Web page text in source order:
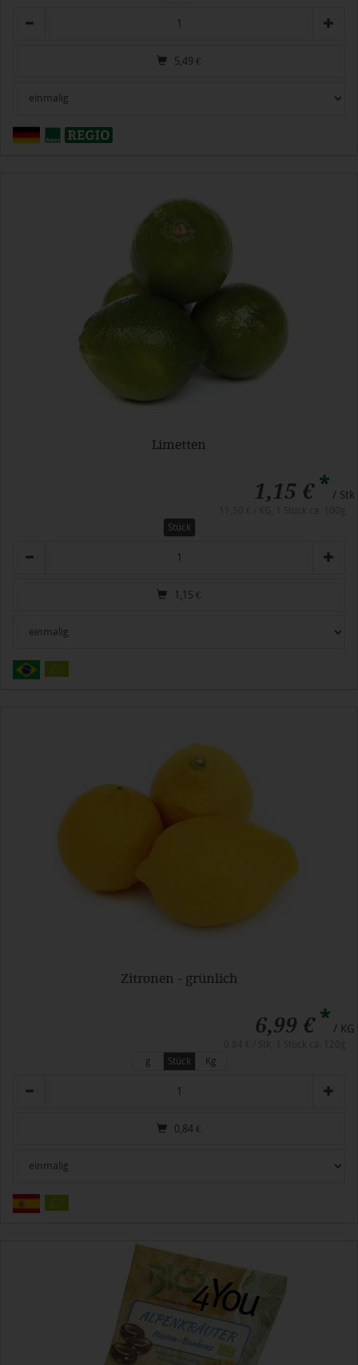
5,49 €
Limetten
1,15 €* / Stk
Stück
1,15 €
Zitronen - grünlich
6,99 €* / KG
g
Stück Kg
0,84 €